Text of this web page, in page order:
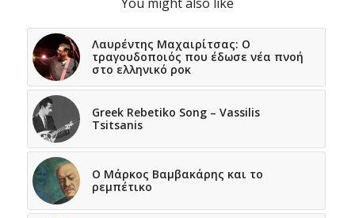
Λαυρέντης Μαχαιρίτσας: Ο
τραγουδοποιός που έδωσε νέα πνοή
στο ελληνικό ροκ
Greek Rebetiko Song – Vassilis
Tsitsanis
Ο Μάρκος Βαμβακάρης και το
ρεμπέτικο